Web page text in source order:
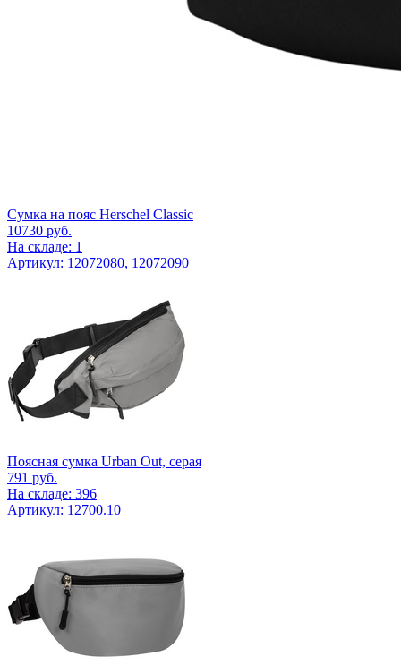
Сумка на пояс Herschel Classic
10730 руб.
На складе: 1
Артикул: 12072080, 12072090
Поясная сумка Urban Out, серая
791 руб.
На складе: 396
Артикул: 12700.10